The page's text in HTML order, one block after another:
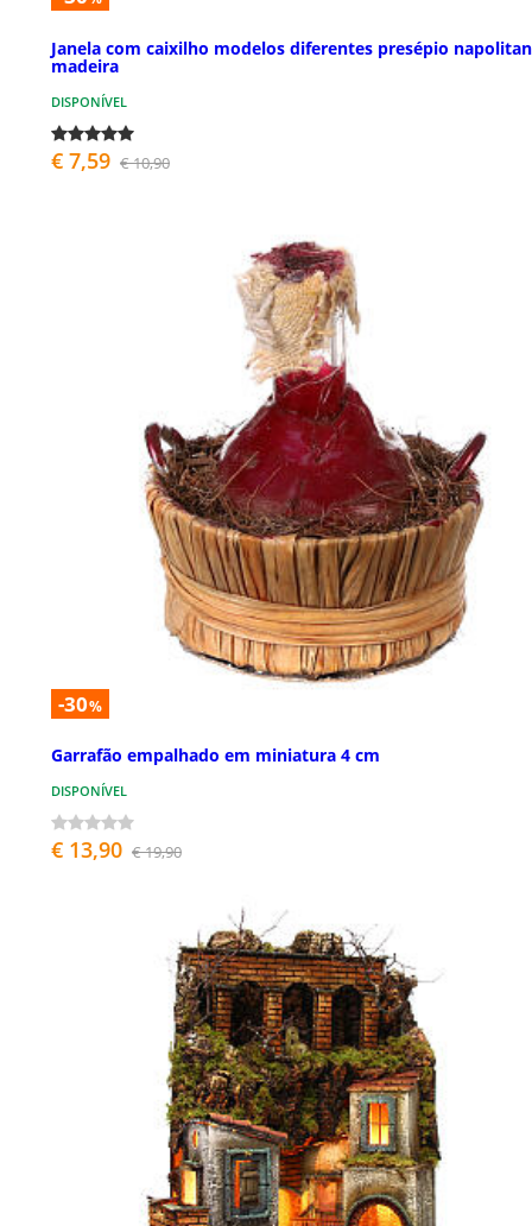
Janela com caixilho modelos diferentes presépio
madeira
DISPONÍVEL
€ 7,59 € 10,90
-30%
Garrafão empalhado em miniatura 4 cm
DISPONÍVEL
€ 13,90 € 19,90